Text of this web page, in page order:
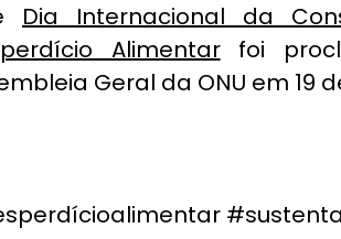
Dia Internacional da
Alimentar foi
Geral da ONU em 19